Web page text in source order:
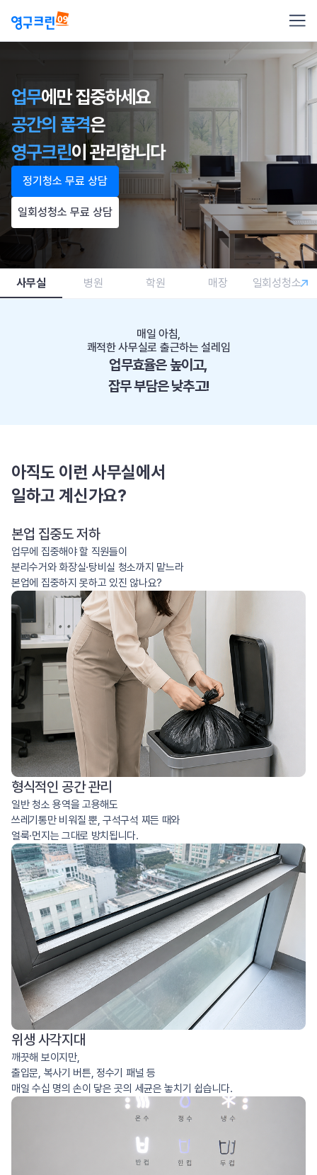
업무에만 집중하세요
공간의 품격은
영구크린이 관리합니다
정기청소 무료 상담
일회성청소 무료 상담
사무실 병원 학원 매장 일회성청소
매일 아침,
쾌적한 사무실로 출근하는 설레임
업무효율은 높이고,
잡무 부담은 낮추고!
아직도 이런 사무실에서
일하고 계신가요?
본업 집중도 저하
업무에 집중해야 할 직원들이
분리수거와 화장실·탕비실 청소까지 맡느라
본업에 집중하지 못하고 있진 않나요?
형식적인 공간 관리
일반 청소 용역을 고용해도
쓰레기통만 비워질 뿐, 구석구석 찌든 때와
얼룩·먼지는 그대로 방치됩니다.
위생 사각지대
깨끗해 보이지만,
출입문, 복사기 버튼, 정수기 패널 등
매일 수십 명의 손이 닿은 곳의 세균은 놓치기 쉽습니다.